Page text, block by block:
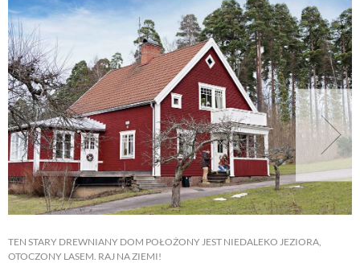
TEN STARY DREWNIANY DOM POŁOŻONY JEST NIEDALEKO JEZIORA,
OTOCZONY LASEM. RAJ NA ZIEMI!